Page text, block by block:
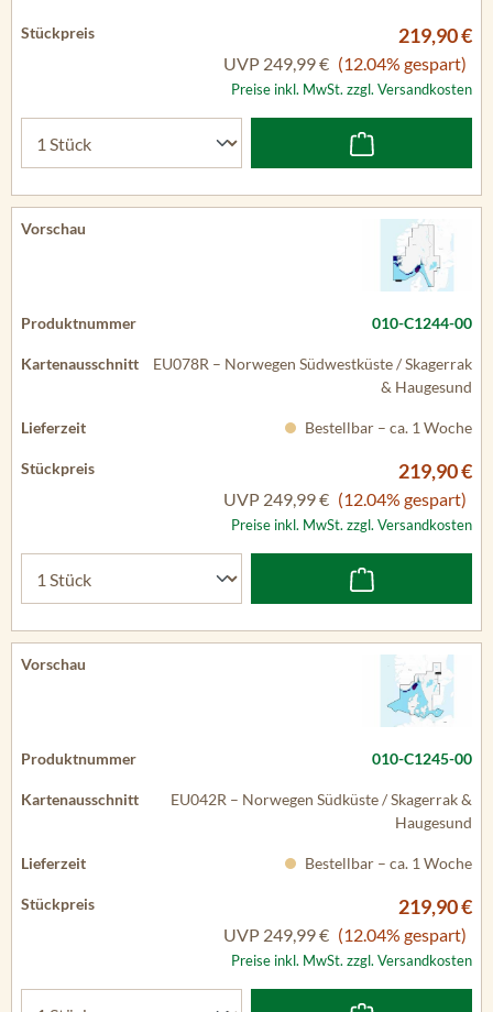
219,90 €
UVP 249,99 € (12.04% gespart)
Preise inkl. MwSt. zzgl. Versandkosten
010-C1244-00
EU078R – Norwegen Südwestküste / Skagerrak
& Haugesund
Bestellbar – ca. 1 Woche
219,90 €
UVP 249,99 € (12.04% gespart)
Preise inkl. MwSt. zzgl. Versandkosten
010-C1245-00
EU042R – Norwegen Südküste / Skagerrak &
Haugesund
Bestellbar – ca. 1 Woche
219,90 €
UVP 249,99 € (12.04% gespart)
Preise inkl. MwSt. zzgl. Versandkosten